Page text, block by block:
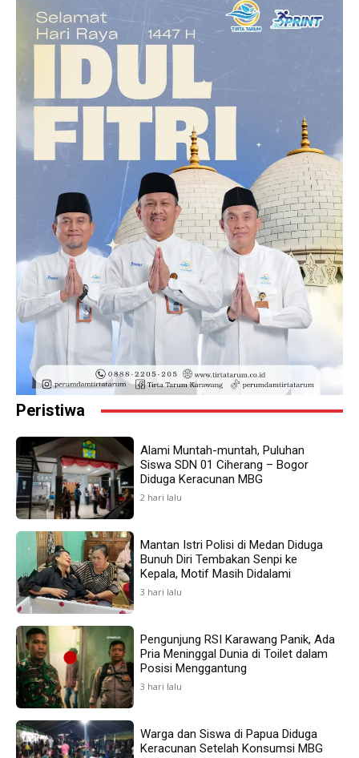
Peristiwa
Alami Muntah-muntah, Puluhan
Siswa SDN 01 Ciherang – Bogor
Diduga Keracunan MBG
2 hari lalu
Mantan Istri Polisi di Medan Diduga
Bunuh Diri Tembakan Senpi ke
Kepala, Motif Masih Didalami
3 hari lalu
Pengunjung RSI Karawang Panik, Ada
Pria Meninggal Dunia di Toilet dalam
Posisi Menggantung
3 hari lalu
Warga dan Siswa di Papua Diduga
Keracunan Setelah Konsumsi MBG